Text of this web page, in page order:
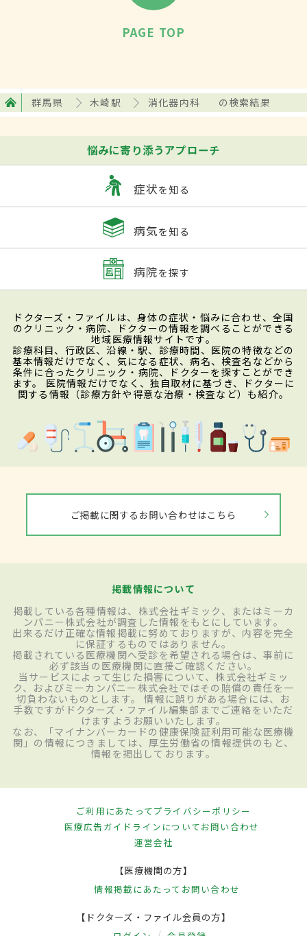
PAGE TOP
群馬県 木崎駅 消化器内科 の検索結果
悩みに寄り添うアプローチ
症状を知る
病気を知る
病院を探す
ドクターズ・ファイルは、身体の症状・悩みに合わせ、全国
のクリニック・病院、ドクターの情報を調べることができる
地域医療情報サイトです。
診療科目、行政区、沿線・駅、診療時間、医院の特徴などの
基本情報だけでなく、気になる症状、病名、検査名などから
条件に合ったクリニック・病院、ドクターを探すことができ
ます。 医院情報だけでなく、独自取材に基づき、ドクターに
関する情報（診療方針や得意な治療・検査など）も紹介。
ご掲載に関するお問い合わせはこちら
掲載情報について
掲載している各種情報は、株式会社ギミック、またはミーカ
ンパニー株式会社が調査した情報をもとにしています。
出来るだけ正確な情報掲載に努めておりますが、内容を完全
に保証するものではありません。
掲載されている医療機関へ受診を希望される場合は、事前に
必ず該当の医療機関に直接ご確認ください。
当サービスによって生じた損害について、株式会社ギミッ
ク、およびミーカンパニー株式会社ではその賠償の責任を一
切負わないものとします。 情報に誤りがある場合には、お
手数ですがドクターズ・ファイル編集部までご連絡をいただ
けますようお願いいたします。
なお、「マイナンバーカードの健康保険証利用可能な医療機
関」の情報につきましては、厚生労働省の情報提供のもと、
情報を掲出しております。
ご利用にあたってプライバシーポリシー
医療広告ガイドラインについてお問い合わせ
運営会社
【医療機関の方】
情報掲載にあたって お問い合わせ
【ドクターズ・ファイル会員の方】